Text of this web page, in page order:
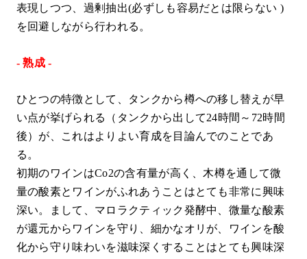
表現しつつ、過剰抽出(必ずしも容易だとは限らない )
を回避しながら行われる。
- 熟成 -
ひとつの特徴として、タンクから樽への移し替えが早
い点が挙げられる（タンクから出して24時間～72時間
後）が、これはよりよい育成を目論んでのことであ
る。
初期のワインはCo2の含有量が高く、木樽を通して微
量の酸素とワインがふれあうことはとても非常に興味
深い。まして、マロラクティック発酵中、微量な酸素
が還元からワインを守り、細かなオリが、ワインを酸
化から守り味わいを滋味深くすることはとても興味深